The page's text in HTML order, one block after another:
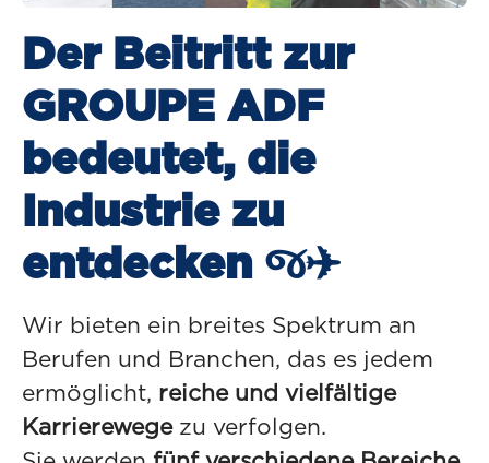
Der Beitritt zur
GROUPE ADF
bedeutet, die
Industrie zu
entdecken જ✈︎
Wir bieten ein breites Spektrum an
Berufen und Branchen, das es jedem
ermöglicht, reiche und vielfältige
Karrierewegezu verfolgen.